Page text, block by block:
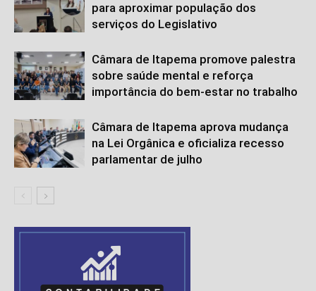
para aproximar população dos
serviços do Legislativo
Câmara de Itapema promove palestra
sobre saúde mental e reforça
importância do bem-estar no trabalho
Câmara de Itapema aprova mudança
na Lei Orgânica e oficializa recesso
parlamentar de julho